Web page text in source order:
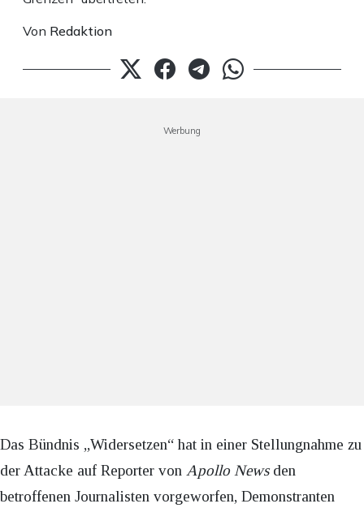
Von Redaktion
Werbung
Das Bündnis „Widersetzen“ hat in einer Stellungnahme zu
der Attacke auf Reporter von Apollo Newsden
betroffenen Journalisten vorgeworfen, Demonstranten